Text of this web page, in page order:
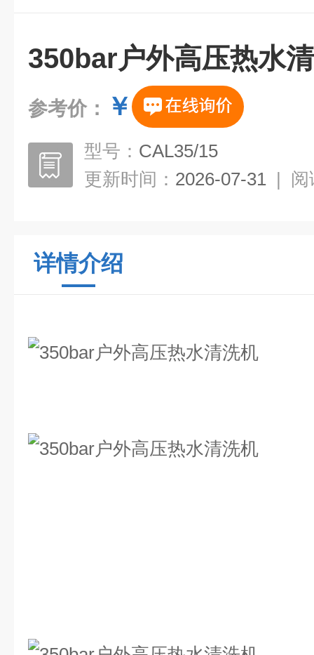
350bar户外高压热水
参考价： ￥
型号： CAL35/15
更新时间： 2026-07-31 | 阅
详情介绍